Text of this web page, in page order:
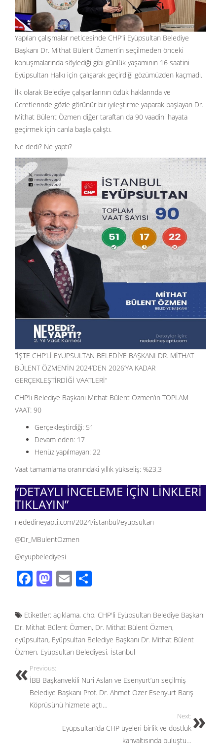
Yapılan çalışmalar neticesinde CHP’li Eyüpsultan Belediye
Başkanı Dr. Mithat Bülent Özmen’in seçilmeden önceki
konuşmalarında söylediği gibi günlük yaşamının 16 saatini
Eyüpsultan Halkı için çalışarak geçirdiği gözümüzden kaçmadı.
İlk olarak Belediye çalışanlarının özlük haklarında ve
ücretlerinde gözle görünür bir iyileştirme yaparak başlayan Dr.
Mithat Bülent Özmen diğer taraftan da 90 vaadini hayata
geçirmek için canla başla çalıştı.
Ne dedi? Ne yaptı?
”İŞTE CHP’Lİ EYÜPSULTAN BELEDİYE BAŞKANI DR. MİTHAT
BÜLENT ÖZMEN’İN 2024’DEN 2026’YA KADAR
GERÇEKLEŞTİRDİĞİ VAATLERİ”
CHP’li Belediye Başkanı Mithat Bülent Özmen’in TOPLAM
VAAT: 90
Gerçekleştirdiği: 51
Devam eden: 17
Henüz yapılmayan: 22
Vaat tamamlama oranındaki yıllık yükseliş: %23,3
”DETAYLI İNCELEME İÇİN LİNKLERİ
TIKLAYIN”
nededineyapti.com/2024/istanbul/eyupsultan
@Dr_MBulentOzmen
@eyupbelediyesi
F
ac
e
b
o
o
k
M
as
to
d
o
n
E
m
ail ar
e
Etiketler: açıklama, chp, CHP'li Eyüpsultan Belediye Başkanı
Dr. Mithat Bülent Özmen, Dr. Mithat Bülent Özmen,
eyüpsultan, Eyüpsultan Belediye Başkanı Dr. Mithat Bülent
Özmen, Eyüpsultan Belediyesi, İstanbul
Previous:
İBB Başkanvekili Nuri Aslan ve Esenyurt’un seçilmiş
Belediye Başkanı Prof. Dr. Ahmet Özer Esenyurt Barış
Köprüsünü hizmete açtı…
Next:
Eyüpsultan’da CHP üyeleri birlik ve dostluk
kahvaltısında buluştu…